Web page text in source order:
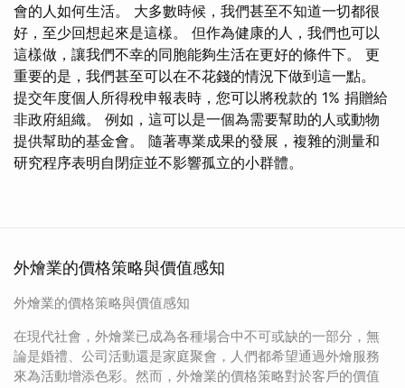
會的人如何生活。 大多數時候，我們甚至不知道一切都很
好，至少回想起來是這樣。 但作為健康的人，我們也可以
這樣做，讓我們不幸的同胞能夠生活在更好的條件下。 更
重要的是，我們甚至可以在不花錢的情況下做到這一點。
提交年度個人所得稅申報表時，您可以將稅款的 1% 捐贈給
非政府組織。 例如，這可以是一個為需要幫助的人或動物
提供幫助的基金會。 隨著專業成果的發展，複雜的測量和
研究程序表明自閉症並不影響孤立的小群體。
外燴業的價格策略與價值感知
外燴業的價格策略與價值感知
在現代社會，外燴業已成為各種場合中不可或缺的一部分，無
論是婚禮、公司活動還是家庭聚會，人們都希望通過外燴服務
來為活動增添色彩。然而，外燴業的價格策略對於客戶的價值